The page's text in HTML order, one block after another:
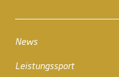
News
Leistungssport